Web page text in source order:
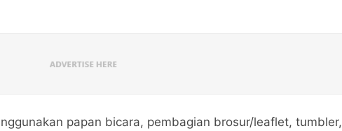
papan bicara, pembagian brosur/leaflet, tumbler,